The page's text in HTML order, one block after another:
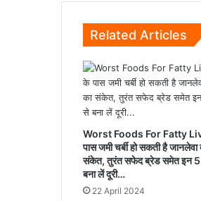
किया
सम्मानित
Related Articles
Worst Foods For Fatty
पास जमी चर्बी हो सकती है जानलेवा
संकेत, तुरंत सफेद ब्रेड समेत इन 5
बना लें दूरी…
22 April 2024